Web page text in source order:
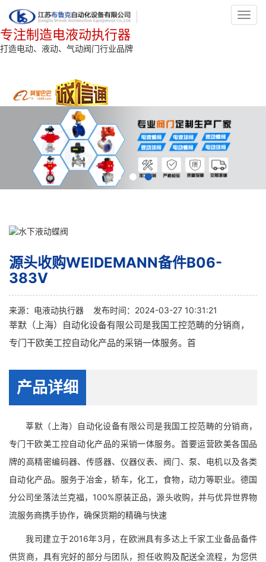
专注制造电液动执行器
打造电动、液动、气动阀门行业品牌
源头收购WEIDEMANN备件B06-
383V
来源： 电液动执行器 发布时间：2024-03-27 10:31:21
莘默（上海）自动化设备有限公司是我国工控范畴的分销商，
专门干欧美工控自动化产品的采销一体服务。首
产品详细
莘默（上海）自动化设备有限公司是我国工控范畴的分销商，
专门干欧美工控自动化产品的采销一体服务。首要运营欧美各国品
牌的高精密编码器、传感器、仪器仪表、阀门、泵、电机以及各类
自动化产品。服务于冶金，轿车，化工，食物，动力等职业。德国
分公司坐落法兰克福，100%原装正品，源头收购，并与优异世界物
流服务商携手协作，确保货期的精确与快速
我司建立于2016年3月，在欧洲具有多达上千家工业备品备件
供货商，具有完好的部分与团队，担任收购及配送全流程，为您供